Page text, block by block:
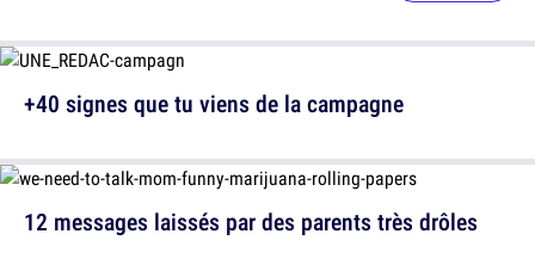
12 messages laissés par des parents très drôles
+40 signes que tu viens de la campagne